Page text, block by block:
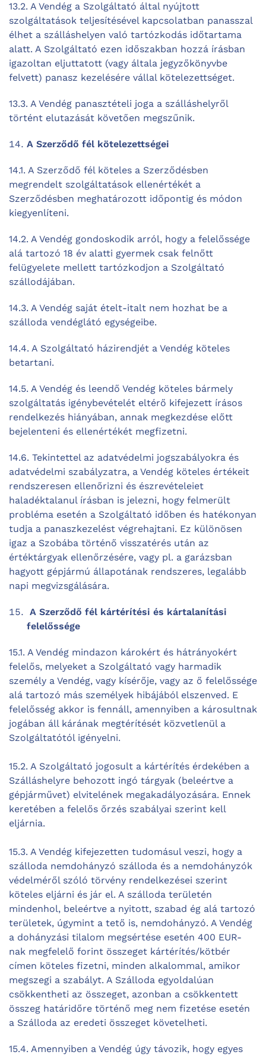
13.2. A Vendég a Szolgáltató által nyújtott
szolgáltatások teljesítésével kapcsolatban panasszal
élhet a szálláshelyen való tartózkodás időtartama
alatt. A Szolgáltató ezen időszakban hozzá írásban
igazoltan eljuttatott (vagy általa jegyzőkönyvbe
felvett) panasz kezelésére vállal kötelezettséget.
13.3. A Vendég panasztételi joga a szálláshelyről
történt elutazását követően megszűnik.
A Szerződő fél kötelezettségei
14.1. A Szerződő fél köteles a Szerződésben
megrendelt szolgáltatások ellenértékét a
Szerződésben meghatározott időpontig és módon
kiegyenlíteni.
14.2. A Vendég gondoskodik arról, hogy a felelőssége
alá tartozó 18 év alatti gyermek csak felnőtt
felügyelete mellett tartózkodjon a Szolgáltató
szállodájában.
14.3. A Vendég saját ételt-italt nem hozhat be a
szálloda vendéglátó egységeibe.
14.4. A Szolgáltató házirendjét a Vendég köteles
betartani.
14.5. A Vendég és leendő Vendég köteles bármely
szolgáltatás igénybevételét eltérő kifejezett írásos
rendelkezés hiányában, annak megkezdése előtt
bejelenteni és ellenértékét megfizetni.
14.6. Tekintettel az adatvédelmi jogszabályokra és
adatvédelmi szabályzatra, a Vendég köteles értékeit
rendszeresen ellenőrizni és észrevételeiet
haladéktalanul írásban is jelezni, hogy felmerült
probléma esetén a Szolgáltató időben és hatékonyan
tudja a panaszkezelést végrehajtani. Ez különösen
igaz a Szobába történő visszatérés után az
értéktárgyak ellenőrzésére, vagy pl. a garázsban
hagyott gépjármú állapotának rendszeres, legalább
napi megvizsgálására.
A Szerződő fél kártérítési és kártalanítási
felelőssége
15.1. A Vendég mindazon károkért és hátrányokért
felelős, melyeket a Szolgáltató vagy harmadik
személy a Vendég, vagy kísérője, vagy az ő felelőssége
alá tartozó más személyek hibájából elszenved. E
felelősség akkor is fennáll, amennyiben a károsultnak
jogában áll kárának megtérítését közvetlenül a
Szolgáltatótól igényelni.
15.2. A Szolgáltató jogosult a kártérítés érdekében a
Szálláshelyre behozott ingó tárgyak (beleértve a
gépjárművet) elvitelének megakadályozására. Ennek
keretében a felelős őrzés szabályai szerint kell
eljárnia.
15.3. A Vendég kifejezetten tudomásul veszi, hogy a
szálloda nemdohányzó szálloda és a nemdohányzók
védelméről szóló törvény rendelkezései szerint
köteles eljárni és jár el. A szálloda területén
mindenhol, beleértve a nyitott, szabad ég alá tartozó
területek, úgymint a tető is, nemdohányzó. A Vendég
a dohányzási tilalom megsértése esetén 400 EUR-
nak megfelelő forint összeget kártérítés/kötbér
címen köteles fizetni, minden alkalommal, amikor
megszegi a szabályt. A Szálloda egyoldalúan
csökkentheti az összeget, azonban a csökkentett
összeg határidőre történő meg nem fizetése esetén
a Szálloda az eredeti összeget követelheti.
15.4. Amennyiben a Vendég úgy távozik, hogy egyes